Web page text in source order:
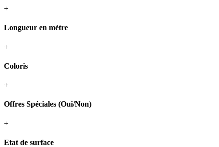
+
Longueur en mètre
+
Coloris
+
Offres Spéciales (Oui/Non)
+
Etat de surface